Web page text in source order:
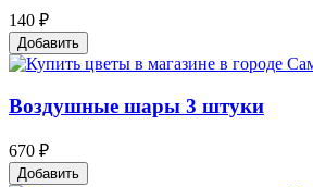
140 ₽
Добавить
Воздушные шары 3 штуки
670 ₽
Добавить